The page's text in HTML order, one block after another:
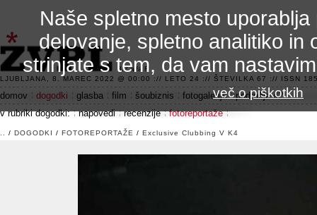
3.2 alfa R
LJUBLJANA, 8. MAREC 2022 @ 00:00 :// LETO 24 :// ŠTEVILKA 67 :// ISSN
domov dogodki glasba film šoubiznis fotogalerije
področje 42
v rubriki dogodki:
napovedi recenzije fotoreportaže
/ DOGODKI / FOTOREPORTAŽE / Exclusive Clubbing V K4
Naše spletno mesto
delovanje, spletno analitiko in
strinjate s tem, da vam
več o piškotkih